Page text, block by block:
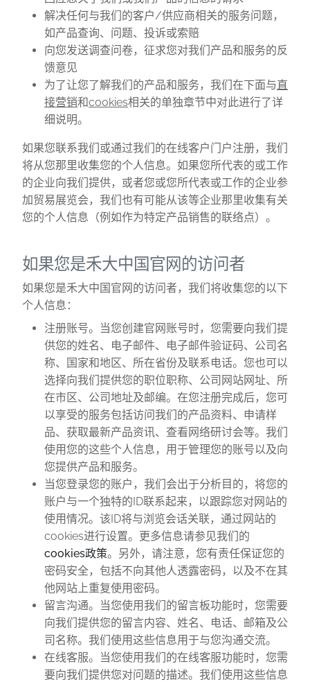
解决任何与我们的客户/供应商相关的服务问题，
如产品查询、问题、投诉或索赔
向您发送调查问卷，征求您对我们产品和服务的反
馈意见
为了让您了解我们的产品和服务，我们在下面与直
接营销和cookies相关的单独章节中对此进行了详
细说明。
如果您联系我们或通过我们的在线客户门户注册，我们
将从您那里收集您的个人信息。如果您所代表的或工作
的企业向我们提供，或者您或您所代表或工作的企业参
加贸易展览会，我们也有可能从该等企业那里收集有关
您的个人信息（例如作为特定产品销售的联络点）。
如果您是禾大中国官网的访问者
如果您是禾大中国官网的访问者，我们将收集您的以下
个人信息：
注册账号。当您创建官网账号时，您需要向我们提
供您的姓名、电子邮件、电子邮件验证码、公司名
称、国家和地区、所在省份及联系电话。您也可以
选择向我们提供您的职位职称、公司网站网址、所
在市区、公司地址及邮编。在您注册完成后，您可
以享受的服务包括访问我们的产品资料、申请样
品、获取最新产品资讯、查看网络研讨会等。我们
使用您的这些个人信息，用于管理您的账号以及向
您提供产品和服务。
当您登录您的账户，我们会出于分析目的，将您的
账户与一个独特的ID联系起来，以跟踪您对网站的
使用情况。该ID将与浏览会话关联，通过网站的
cookies进行设置。更多信息请参见我们的
cookies政策。另外，请注意，您有责任保证您的
密码安全，包括不向其他人透露密码，以及不在其
他网站上重复使用密码。
留言沟通。当您使用我们的留言板功能时，您需要
向我们提供您的留言内容、姓名、电话、邮箱及公
司名称。我们使用这些信息用于与您沟通交流。
在线客服。当您使用我们的在线客服功能时，您需
要向我们提供您对问题的描述。我们使用这些信息